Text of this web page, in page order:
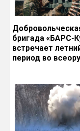
бригада «БАРС-
встречает
период во